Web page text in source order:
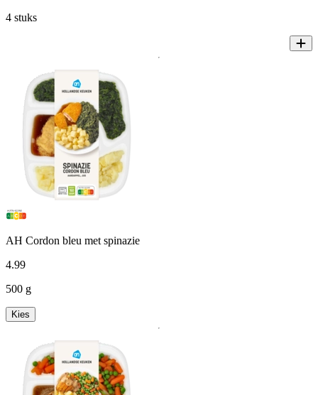
4 stuks
AH Cordon bleu met spinazie
4.99
500 g
Kies